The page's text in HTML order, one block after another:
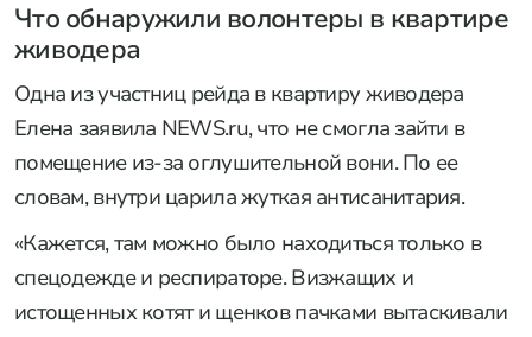
Что обнаружили волонтеры в квартире
живодера
Одна из участниц рейда в квартиру живодера
Елена заявила NEWS.ru, что не смогла зайти в
помещение из-за оглушительной вони. По ее
словам, внутри царила жуткая антисанитария.
«Кажется, там можно было находиться только в
спецодежде и респираторе. Визжащих и
истощенных котят и щенков пачками вытаскивали